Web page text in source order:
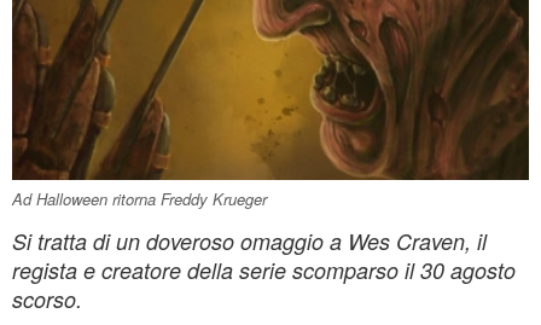
Ad Halloween ritorna Freddy Krueger
Si tratta di un doveroso omaggio a Wes Craven, il
regista e creatore della serie scomparso il 30 agosto
scorso.